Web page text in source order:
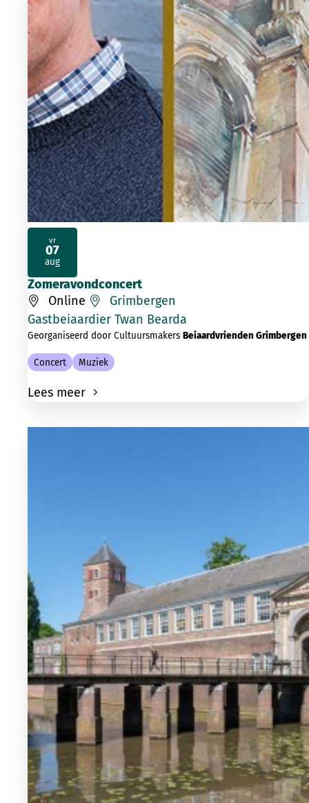
Zomeravondconcert
Online
Grimbergen
Gastbeiaardier Twan Bearda
Georganiseerd door Cultuursmakers Beiaardvrienden Grimbergen
Concert Muziek
Lees meer
vr
07
aug
2026